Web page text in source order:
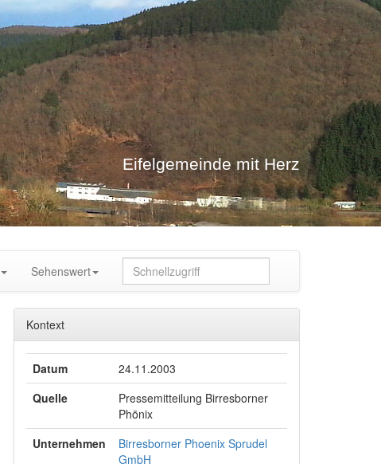
Eifelgemeinde mit Herz
Sehenswert
Kontext
Datum
24.11.2003
Quelle
Pressemitteilung Birresborner
Phönix
Unternehmen
Birresborner Phoenix Sprudel
GmbH